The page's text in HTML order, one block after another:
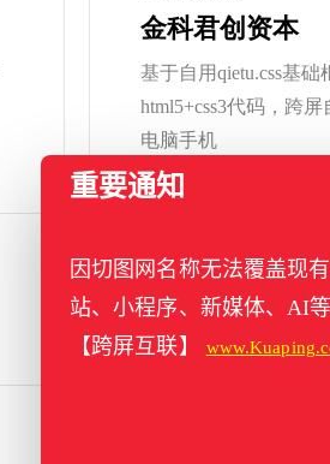
金科君创资本
基于自用qietu.css基础
html5+css3代码，跨
电脑手机
重要通知
因切图网名称无法覆盖现
站、小程序、新媒体、AI
【跨屏互联】